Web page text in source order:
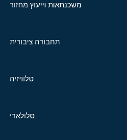
משכנתאות וייעוץ מחזור
תחבורה ציבורית
טלוויזיה
סלולארי